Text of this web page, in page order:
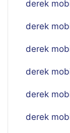
derek
derek
derek
derek
derek
derek